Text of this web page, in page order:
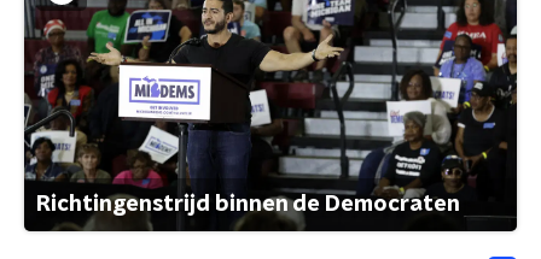
Richtingenstrijd binnen de Democraten